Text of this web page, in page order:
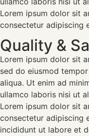
Lorem ipsum dolor sit
consectetur adipiscing
Quality &
Lorem ipsum dolor sit
sed do eiusmod
aliqua. Ut enim ad
ullamco laboris nisi ut
Lorem ipsum dolor sit
consectetur adipiscing
incididunt ut labore et